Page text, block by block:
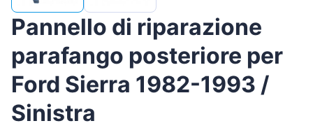
Pannello di riparazione
parafango posteriore per
Ford Sierra 1982-1993 /
Sinistra